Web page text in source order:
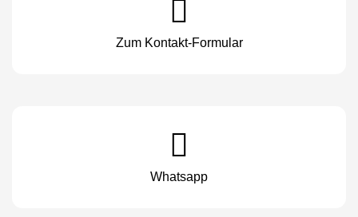
Zum Kontakt-Formular
Whatsapp